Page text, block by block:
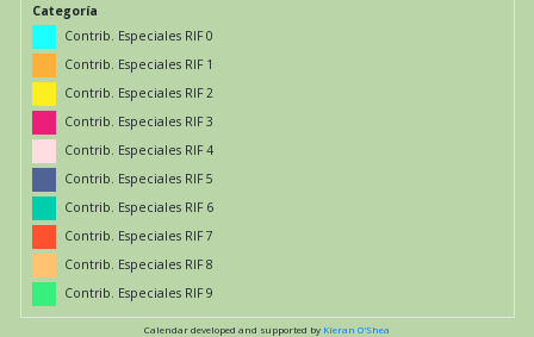
Categoría
Contrib. Especiales RIF 0
Contrib. Especiales RIF 1
Contrib. Especiales RIF 2
Contrib. Especiales RIF 3
Contrib. Especiales RIF 4
Contrib. Especiales RIF 5
Contrib. Especiales RIF 6
Contrib. Especiales RIF 7
Contrib. Especiales RIF 8
Contrib. Especiales RIF 9
Calendar developed and supported by Kieran O'Shea